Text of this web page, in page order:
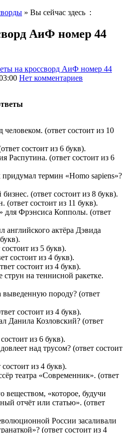
» Вы сейчас здесь :
АиФ номер 44
на кроссворд АиФ номер 44
Нет комментариев
человеком. (ответ состоит из 10
состоит из 6 букв).
Распутина. (ответ состоит из 6
термин «Homo sapiens»?
(ответ состоит из 8 букв).
(ответ состоит из 11 букв).
для Фрэнсиса Копполы. (ответ
актёра Дэвида
из 5 букв).
состоит из 4 букв).
состоит из 4 букв).
на теннисной ракетке.
выведенную породу? (ответ
состоит из 4 букв).
Данила Козловский? (ответ
из 6 букв).
над трусом? (ответ состоит
из 4 букв).
театра «Современник». (ответ
веществом, «которое, будучи
отчёт или статью». (ответ
России засаливали
(ответ состоит из 4